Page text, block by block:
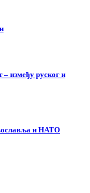
– између руског и
и НАТО